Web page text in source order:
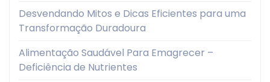
Desvendando Mitos e Dicas Eficientes para uma
Transformação Duradoura
Alimentação Saudável Para Emagrecer –
Deficiência de Nutrientes